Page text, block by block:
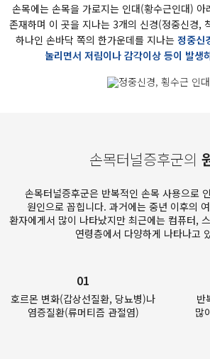
손목에는 손목을 가로지는 인대(황수근인대) 아
존재하며 이 곳을 지나는 3개의 신경(정중신경,
하나인 손바닥 쪽의 한가운데를 지나는 정중신
눌리면서 저림이나 감각이상 등이 발생
손목터널증후군의
손목터널증후군은 반복적인 손목 사용으로
원인으로 꼽힙니다. 과거에는 중년 이후의
환자에게서 많이 나타났지만 최근에는 컴퓨터,
연령층에서 다양하게 나타나고
01
호르몬 변화(갑상선질환, 당뇨병)나
염증질환(류머티즘 관절염)
반
많